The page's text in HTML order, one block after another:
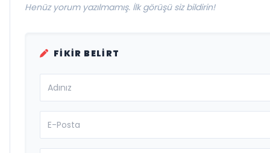
Henüz yorum yazılmamış. İlk görüşü siz bildirin!
FIKIR BELIRT